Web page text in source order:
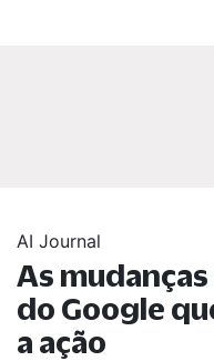
AI Journal
As
do Google
a ação